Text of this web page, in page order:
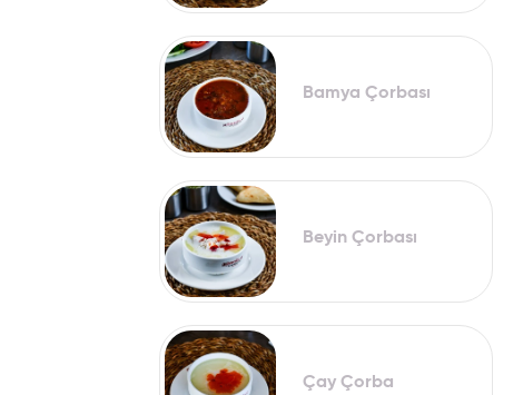
Bamya Çorbası
Beyin Çorbası
Çay Çorba